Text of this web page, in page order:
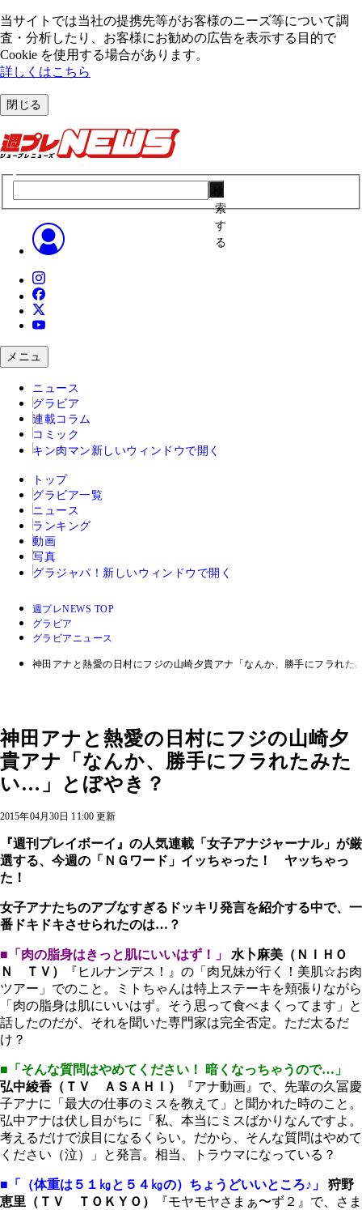
当サイトでは当社の提携先等がお客様のニーズ等について調
査・分析したり、お客様にお勧めの広告を表⽰する⽬的で
Cookie を使⽤する場合があります。
詳しくはこちら
閉じる
索
す
る
メニュ
ニュース
グラビア
連載コラム
コミック
キン肉マン 新しいウィンドウで開く
トップ
グラビア一覧
ニュース
ランキング
動画
写真
グラジャパ！ 新しいウィンドウで開く
週プレNEWS TOP
グラビア
グラビアニュース
神田アナと熱愛の日村にフジの山崎夕貴アナ「なんか、勝手にフラれ
神田アナと熱愛の日村にフジの山崎夕
貴アナ「なんか、勝手にフラれたみた
い…」とぼやき？
2015年04月30日 11:00 更新
『週刊プレイボーイ』の人気連載「女子アナジャーナル」が厳
選する、今週の「ＮＧワード」イッちゃった！ ヤッちゃっ
た！
女子アナたちのアブなすぎるドッキリ発言を紹介する中で、一
番ドキドキさせられたのは…？
■「肉の脂身はきっと肌にいいはず！」
水卜麻美（ＮＩＨＯ
Ｎ ＴＶ）
『ヒルナンデス！』の「肉兄妹が行く！美肌☆お肉
ツアー」でのこと。ミトちゃんは特上ステーキを頬張りながら
「肉の脂身は肌にいいはず。そう思って食べまくってます」と
話したのだが、それを聞いた専門家は完全否定。ただ太るだ
け？
■「そんな質問はやめてください！ 暗くなっちゃうので…」
弘中綾香（ＴＶ ＡＳＡＨＩ）
『アナ動画』で、先輩の久冨慶
子アナに「最大の仕事のミスを教えて」と聞かれた時のこと。
弘中アナは伏し目がちに「私、本当にミスばかりなんですよ。
考えるだけで涙目になるくらい。だから、そんな質問はやめて
ください（泣）」と発言。相当、トラウマになっている？
■「（体重は５１㎏と５４㎏の）ちょうどいいところ♪」
狩野
恵里（ＴＶ ＴＯＫＹＯ）
『モヤモヤさまぁ〜ず２』で、さま